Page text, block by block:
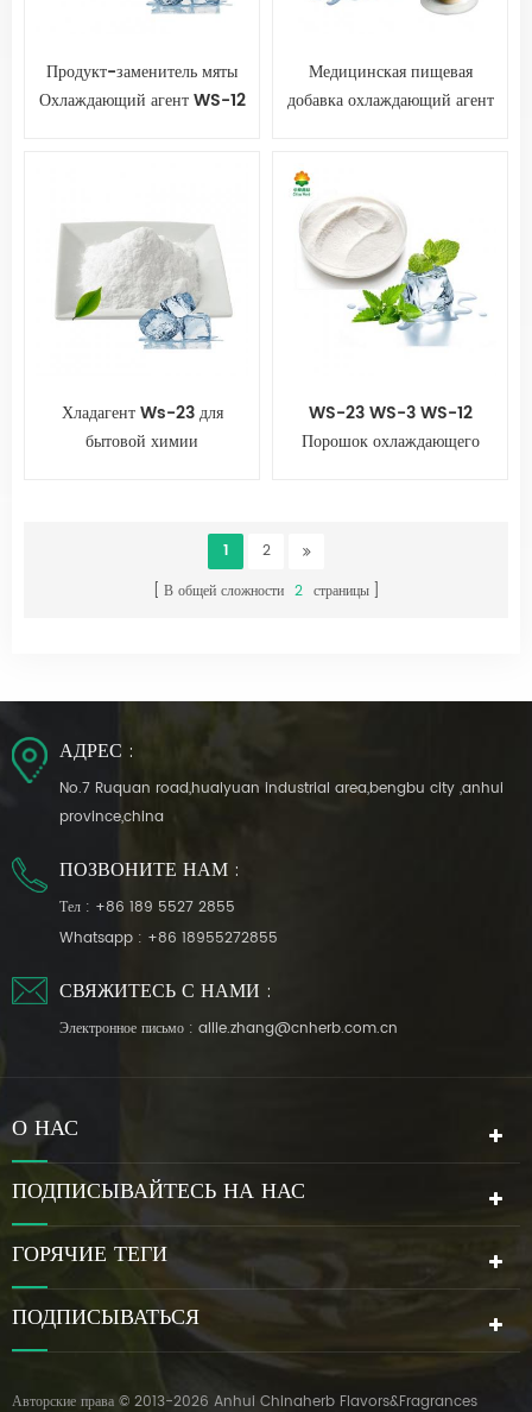
Продукт-заменитель мяты
Охлаждающий агент WS-12
Медицинская пищевая
добавка охлаждающий агент
Хладагент Ws-23 для
бытовой химии
WS-23 WS-3 WS-12
Порошок охлаждающего
1
2
В общей сложности 2 страницы
АДРЕС :
No.7 Ruquan road,huaiyuan industrial area,bengbu city ,anhui
province,china
ПОЗВОНИТЕ НАМ :
Тел : +86 189 5527 2855
Whatsapp : +86 18955272855
СВЯЖИТЕСЬ С НАМИ :
Электронное письмо : allie.zhang@cnherb.com.cn
О НАС
ПОДПИСЫВАЙТЕСЬ НА НАС
ГОРЯЧИЕ ТЕГИ
ПОДПИСЫВАТЬСЯ
Авторские права © 2013-2026 Anhui Chinaherb Flavors&Fragrances